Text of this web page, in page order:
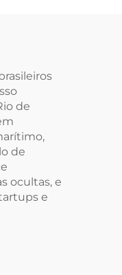
de
de
ocultas, e
e